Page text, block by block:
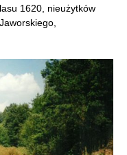
1620, nieużytków